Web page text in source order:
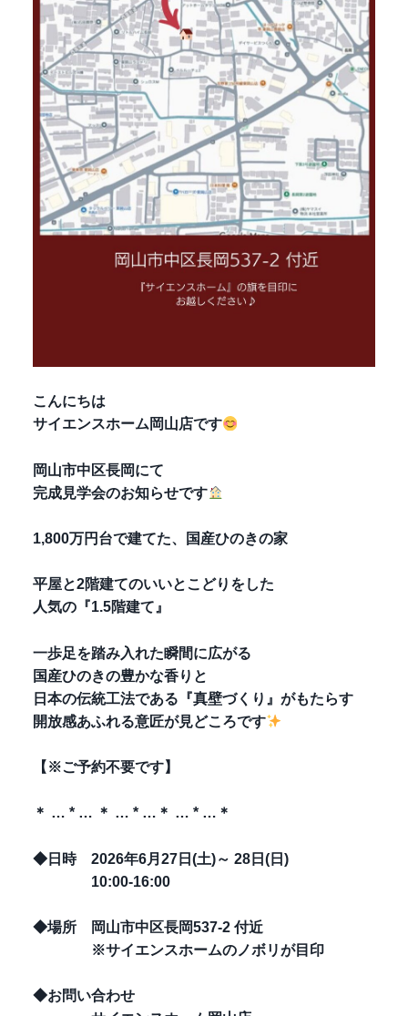
こんにちは
サイエンスホーム岡山店です
岡山市中区長岡にて
完成見学会のお知らせです
1,800万円台で建てた、国産ひのきの家
平屋と2階建てのいいとこどりをした
人気の『1.5階建て』
一歩足を踏み入れた瞬間に広がる
国産ひのきの豊かな香りと
日本の伝統工法である『真壁づくり』がもたらす
開放感あふれる意匠が見どころです
【※ご予約不要です】
＊ … * … ＊ … * …＊ … * …＊
◆日時 2026年6月27日(土)～ 28日(日)
10:00-16:00
◆場所 岡山市中区長岡537-2 付近
※サイエンスホームのノボリが目印
◆お問い合わせ